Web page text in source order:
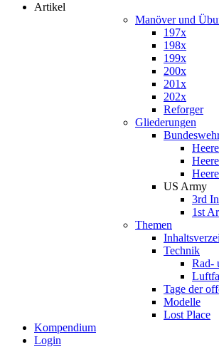
Artikel
Manöver und
197x
198x
199x
200x
201x
202x
Reforger
Gliederungen
US Army
3rd
1st
Themen
Technik
Rad-
Tage der
Modelle
Lost Place
Kompendium
Login